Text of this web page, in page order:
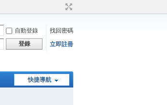
自動登錄
找回密碼
登錄 立即註冊
快捷導航